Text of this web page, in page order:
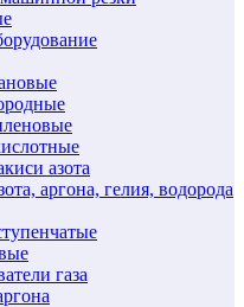
азота
аргона, гелия, водорода
газа